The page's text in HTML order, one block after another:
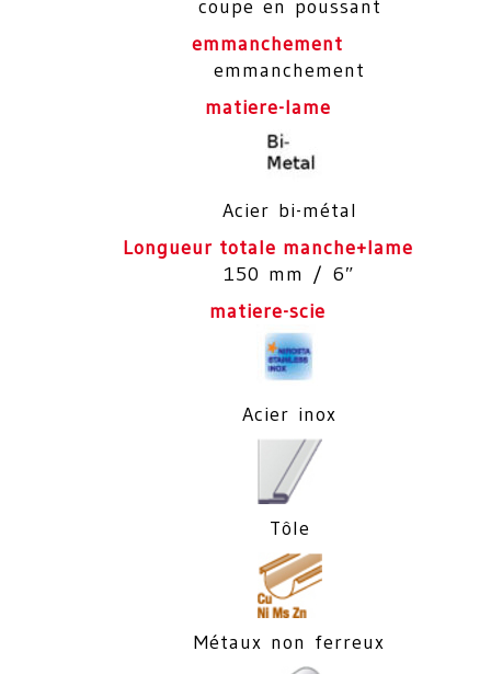
coupe en poussant
emmanchement
emmanchement
matiere-lame
Acier bi-métal
Longueur totale manche+lame
150 mm / 6″
matiere-scie
Acier inox
Tôle
Métaux non ferreux